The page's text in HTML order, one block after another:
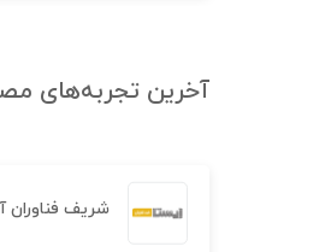
آخرین تجربه‌های
تجربه مصاحبه